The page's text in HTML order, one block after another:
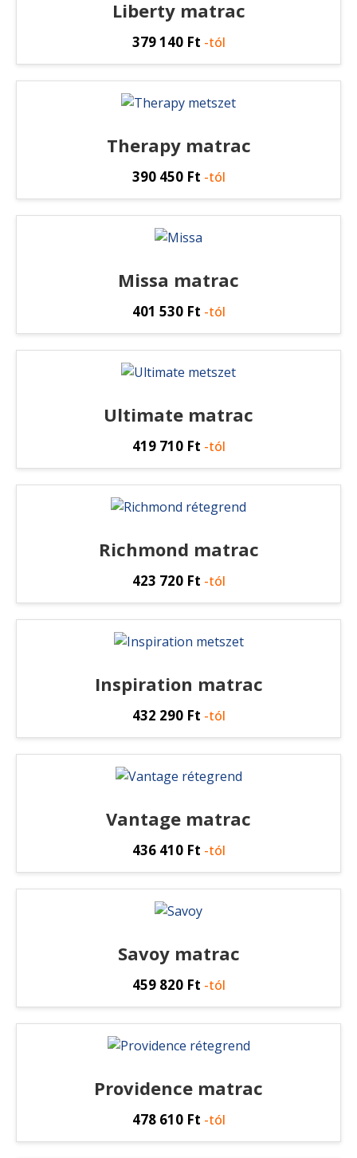
Liberty matrac
379 140 Ft -tól
Therapy matrac
390 450 Ft -tól
Missa matrac
401 530 Ft -tól
Ultimate matrac
419 710 Ft -tól
Richmond matrac
423 720 Ft -tól
Inspiration matrac
432 290 Ft -tól
Vantage matrac
436 410 Ft -tól
Savoy matrac
459 820 Ft -tól
Providence matrac
478 610 Ft -tól